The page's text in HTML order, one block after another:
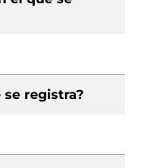
se registra?